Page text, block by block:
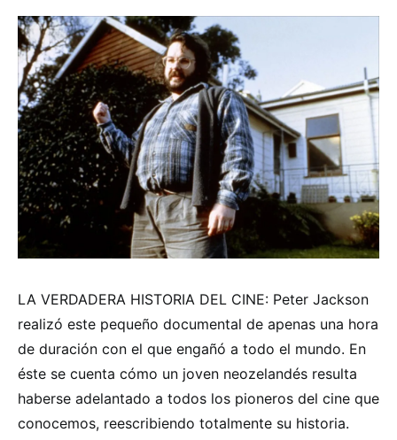
LA VERDADERA HISTORIA DEL CINE: Peter Jackson
realizó este pequeño documental de apenas una hora
de duración con el que engañó a todo el mundo. En
éste se cuenta cómo un joven neozelandés resulta
haberse adelantado a todos los pioneros del cine que
conocemos, reescribiendo totalmente su historia.